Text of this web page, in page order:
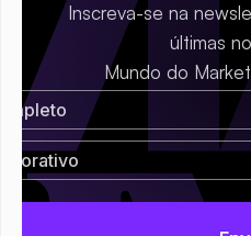
Inscreva-se na
últimas
Mundo do